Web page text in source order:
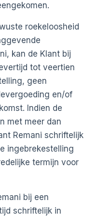
roekeloosheid
kan de Klant bij
tot veertien
geen
en/of
Indien de
met meer dan
Remani schriftelijk
ingebrekestelling
termijn voor
bij een
schriftelijk in